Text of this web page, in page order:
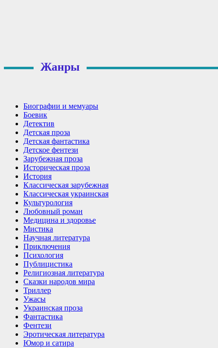
Жанры
Биографии и мемуары
Боевик
Детектив
Детская проза
Детская фантастика
Детское фентези
Зарубежная проза
Историческая проза
История
Классическая зарубежная
Классическая украинская
Культурология
Любовный роман
Медицина и здоровье
Мистика
Научная литература
Приключения
Психология
Публицистика
Религиозная литература
Сказки народов мира
Триллер
Ужасы
Украинская проза
Фантастика
Фентези
Эротическая литература
Юмор и сатира